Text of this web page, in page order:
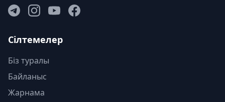
Сілтемелер
Біз туралы
Байланыс
Жарнама